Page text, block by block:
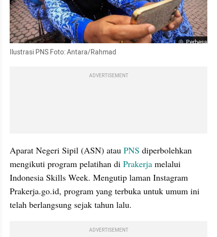
Perbesar
Ilustrasi PNS Foto: Antara/Rahmad
ADVERTISEMENT
Aparat Negeri Sipil (ASN) atau PNS diperbolehkan
mengikuti program pelatihan di Prakerja melalui
Indonesia Skills Week. Mengutip laman Instagram
Prakerja.go.id, program yang terbuka untuk umum ini
telah berlangsung sejak tahun lalu.
ADVERTISEMENT